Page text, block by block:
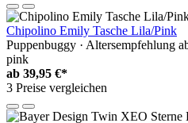
Chipolino Emily Tasche Lila/Pink
Puppenbuggy · Altersempfehlung
pink
ab 39,95 €*
3 Preise vergleichen